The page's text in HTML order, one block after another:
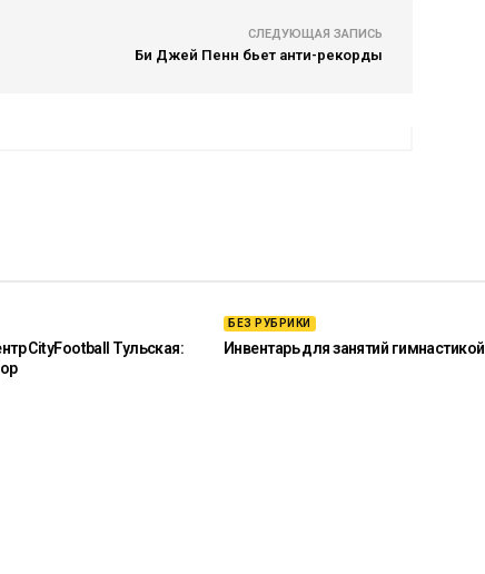
СЛЕДУЮЩАЯ ЗАПИСЬ
Би Джей Пенн бьет анти-рекорды
CityFootball Тульская:
БЕЗ РУБРИКИ
Инвентарь для занятий гимнастикой